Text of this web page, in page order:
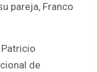
pareja, Franco
de